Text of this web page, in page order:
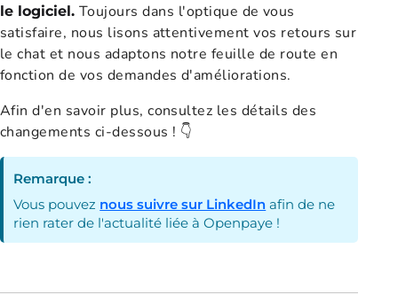
le logiciel. Toujours dans l'optique de vous
satisfaire, nous lisons attentivement vos retours sur
le chat et nous adaptons notre feuille de route en
fonction de vos demandes d'améliorations.
Afin d'en savoir plus, consultez les détails des
changements ci-dessous ! 👇
Remarque :
Vous pouvez nous suivre sur LinkedIn afin de ne
rien rater de l'actualité liée à Openpaye !